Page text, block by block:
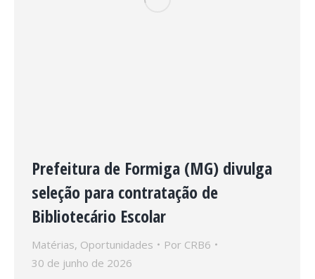
Prefeitura de Formiga (MG) divulga
seleção para contratação de
Bibliotecário Escolar
Matérias, Oportunidades Por CRB6
30 de junho de 2026